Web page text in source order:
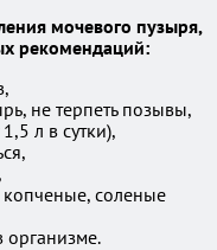
мочевого пузыря,
рекомендаций:
не терпеть позывы,
л в сутки),
соленые
организме.